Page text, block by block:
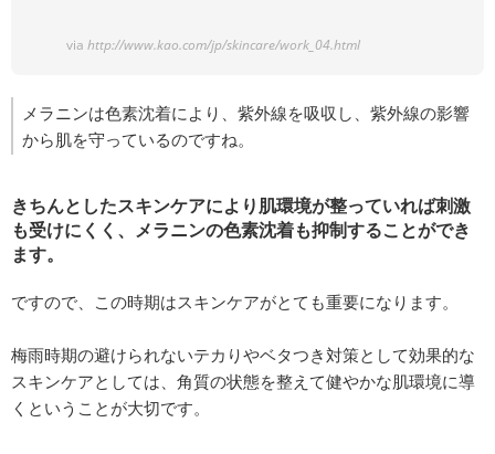
via http://www.kao.com/jp/skincare/work_04.html
メラニンは色素沈着により、紫外線を吸収し、紫外線の影響
から肌を守っているのですね。
きちんとしたスキンケアにより肌環境が整っていれば刺激
も受けにくく、メラニンの色素沈着も抑制することができ
ます。
ですので、この時期はスキンケアがとても重要になります。
梅雨時期の避けられないテカりやベタつき対策として効果的な
スキンケアとしては、角質の状態を整えて健やかな肌環境に導
くということが大切です。